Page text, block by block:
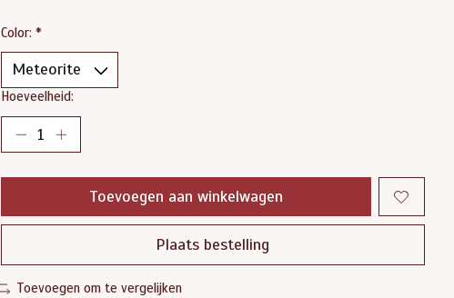
Color: *
Hoeveelheid:
Toevoegen aan winkelwagen
Plaats bestelling
Toevoegen om te vergelijken